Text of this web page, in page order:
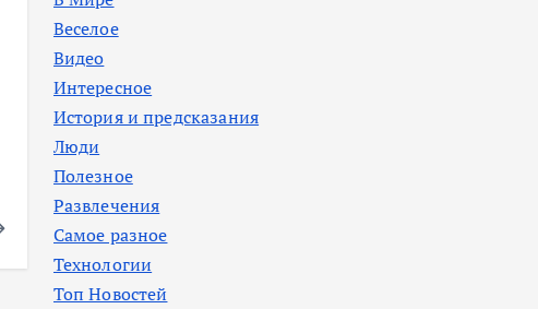
Веселое
Видео
Интересное
История и предсказания
Люди
Полезное
Развлечения
Самое разное
Технологии
Топ Новостей